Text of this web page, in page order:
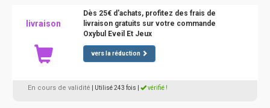
livraison
Dès 25€ d'achats, profitez des frais de
livraison gratuits sur votre commande
Oxybul Eveil Et Jeux
vers la réduction
En cours de validité | Utilisé 243 fois vérifié !